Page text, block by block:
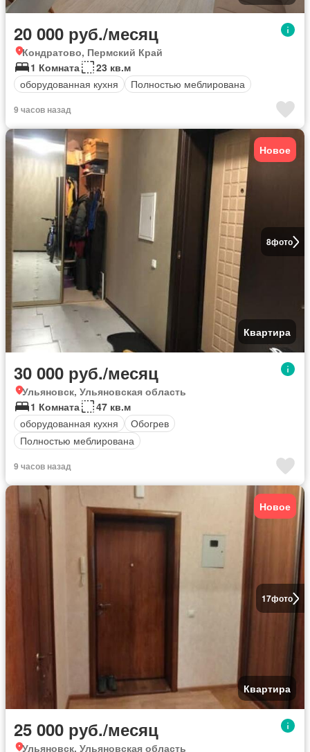
20 000 руб./месяц
Кондратово, Пермский Край
1 Комната
23 кв.м
оборудованная кухня
Полностью меблирована
9 часов назад
8фото
Новое
Квартира
30 000 руб./месяц
Ульяновск, Ульяновская область
1 Комната
47 кв.м
оборудованная кухня
Обогрев
Полностью меблирована
9 часов назад
17фото
Новое
Квартира
25 000 руб./месяц
Ульяновск, Ульяновская область